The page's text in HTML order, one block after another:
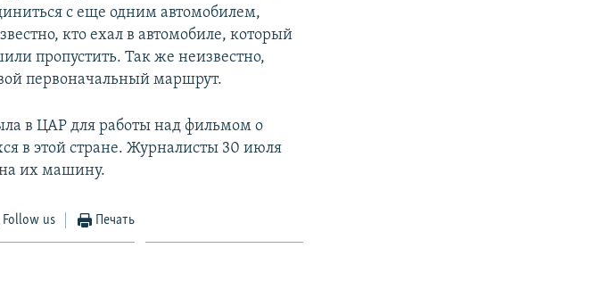
с еще одним автомобилем,
кто ехал в автомобиле, который
пропустить. Так же неизвестно,
первоначальный маршрут.
в ЦАР для работы над фильмом о
в этой стране. Журналисты 30 июля
их машину.
Follow us Печать